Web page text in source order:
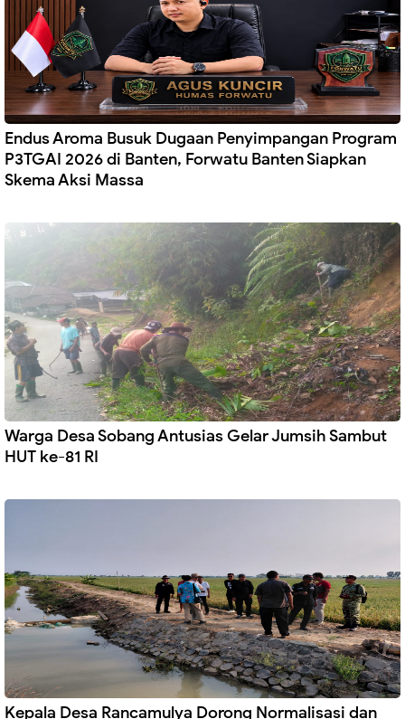
Endus Aroma Busuk Dugaan Penyimpangan Program
P3TGAI 2026 di Banten, Forwatu Banten Siapkan
Skema Aksi Massa
Warga Desa Sobang Antusias Gelar Jumsih Sambut
HUT ke-81 RI
Kepala Desa Rancamulya Dorong Normalisasi dan